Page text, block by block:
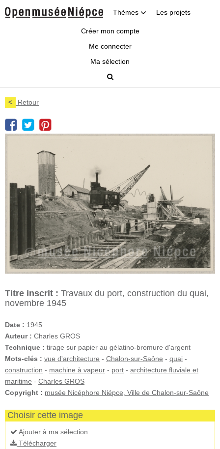
Thèmes Les projets
Créer mon compte
Me connecter
Ma sélection
< Retour
Titre inscrit : Travaux du port, construction du quai,
novembre 1945
Date : 1945
Auteur : Charles GROS
Technique : tirage sur papier au gélatino-bromure d'argent
Mots-clés : vue d'architecture - Chalon-sur-Saône - quai -
construction - machine à vapeur - port - architecture fluviale et
maritime - Charles GROS
Copyright : musée Nicéphore Niépce, Ville de Chalon-sur-Saône
Choisir cette image
Ajouter à ma sélection
Télécharger